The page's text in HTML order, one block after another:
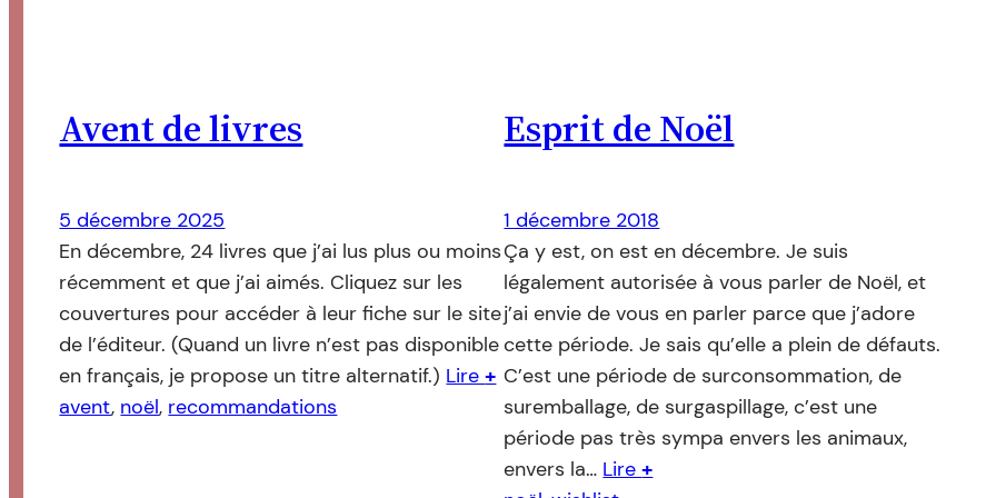
Avent de livres
5 décembre 2025
En décembre, 24 livres que j’ai lus plus ou moins
récemment et que j’ai aimés. Cliquez sur les
couvertures pour accéder à leur fiche sur le site
de l’éditeur. (Quand un livre n’est pas disponible
en français, je propose un titre alternatif.) Lire+
avent, noël, recommandations
Esprit de Noël
1 décembre 2018
Ça y est, on est en décembre. Je suis
légalement autorisée à vous parler de Noël, et
j’ai envie de vous en parler parce que j’adore
cette période. Je sais qu’elle a plein de défauts.
C’est une période de surconsommation, de
suremballage, de surgaspillage, c’est une
période pas très sympa envers les animaux,
envers la… Lire+